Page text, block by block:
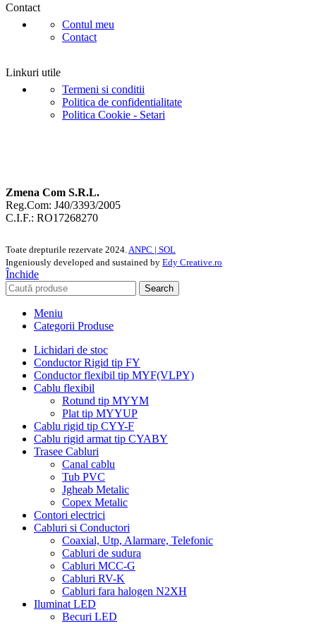
Contact
Contul meu
Contact
Linkuri utile
Termeni si conditii
Politica de confidentialitate
Politica Cookie - Setari
Zmena Com S.R.L.
Reg.Com: J40/3393/2005
C.I.F.: RO17268270
Toate drepturile rezervate 2024. ANPC | SOL
Ingeniously developed and sustained by Edy Creative.ro
Închide
Search
Meniu
Categorii Produse
Lichidari de stoc
Conductor Rigid tip FY
Conductor flexibil tip MYF(VLPY)
Cablu flexibil
Rotund tip MYYM
Plat tip MYYUP
Cablu rigid tip CYY-F
Cablu rigid armat tip CYABY
Trasee Cabluri
Canal cablu
Tub PVC
Jgheab Metalic
Copex Metalic
Contori electrici
Cabluri si Conductori
Coaxial, Utp, Alarmare, Telefonic
Cabluri de sudura
Cabluri MCC-G
Cabluri RV-K
Cabluri fara halogen N2XH
Iluminat LED
Becuri LED